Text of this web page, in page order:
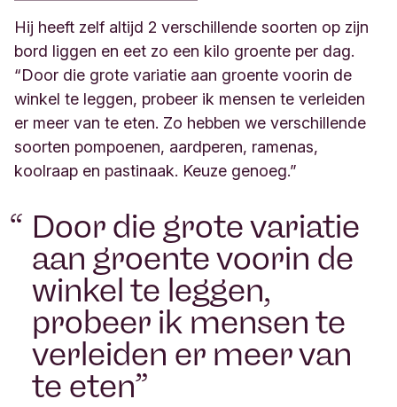
Hij heeft zelf altijd 2 verschillende soorten op zijn
bord liggen en eet zo een kilo groente per dag.
“Door die grote variatie aan groente voorin de
winkel te leggen, probeer ik mensen te verleiden
er meer van te eten. Zo hebben we verschillende
soorten pompoenen, aardperen, ramenas,
koolraap en pastinaak. Keuze genoeg.”
Door die grote variatie
aan groente voorin de
winkel te leggen,
probeer ik mensen te
verleiden er meer van
te eten